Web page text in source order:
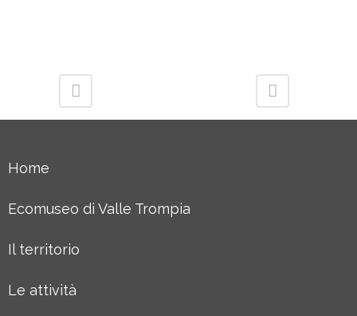
Home
Ecomuseo di Valle Trompia
Il territorio
Le attività